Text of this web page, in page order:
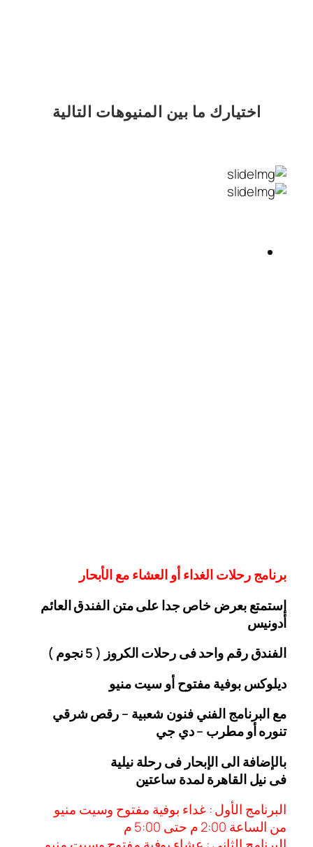
اختيارك ما بين المنيوهات التالية
برنامج رحلات الغداء أو العشاء مع الأبحار
إستمتع بعرض خاص جدا على متن الفندقالعائم
أدونيس
الفندق رقم واحد فى رحلات الكروز ( 5 نجوم )
ديلوكس بوفية مفتوح أو سيت منيو
مع البرنامج الفني فنون شعبية – رقص شرقي
تنوره أو مطرب – دي جي
بالإضافة الى الإبحار فى رحلة نيلية
فى نيل القاهرة لمدة ساعتين
البرنامج الأول : غداء بوفية مفتوح وسيت منيو
من الساعة 2:00 م حتى 5:00 م